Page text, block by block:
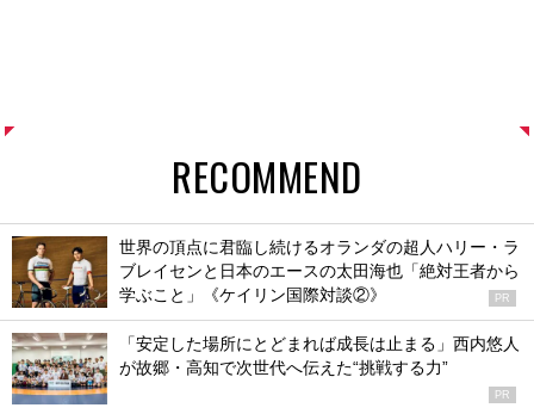
RECOMMEND
世界の頂点に君臨し続けるオランダの超人ハリー・ラ
ブレイセンと日本のエースの太田海也「絶対王者から
学ぶこと」《ケイリン国際対談②》
PR
「安定した場所にとどまれば成長は止まる」西内悠人
が故郷・高知で次世代へ伝えた“挑戦する力”
PR